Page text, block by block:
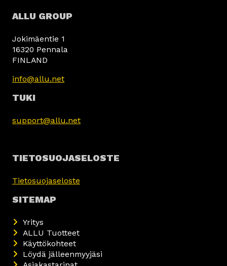
ALLU GROUP
Jokimäentie 1
16320 Pennala
FINLAND
info@allu.net
TUKI
support@allu.net
TIETOSUOJASELOSTE
Tietosuojaseloste
SITEMAP
Yritys
ALLU Tuotteet
Käyttökohteet
Löydä jälleenmyyjäsi